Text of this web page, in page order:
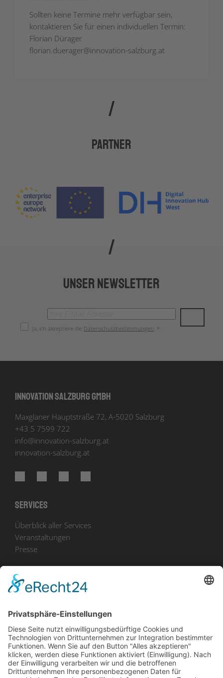
Sollten keine Termine mehr verfügbar sein,
kontaktieren Sie für einen individuellen Termin:
Florian Dürager
florian.duerager@innovation-salzburg.at
Partner
Unser Newsletter
Ja, ich akzeptiere die Datenschutzbestimmungen . *
Innovation Salzburg GmbH
Maxglaner Hauptstraße 72, A-5020 Salzburg
+43 5 7599 722
info@innovation-salzburg.at
innovation-salzburg.at
Services
Überblick aller Services
Veranstaltungen
Presse
Bekanntmachungen
Ausschreibungen
Zu uns
Unser Team
Arbeiten bei Innovation Salzburg